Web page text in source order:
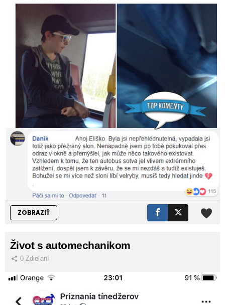
ZOBRAZIŤ
Život s automechanikom
0 Zdieľaní